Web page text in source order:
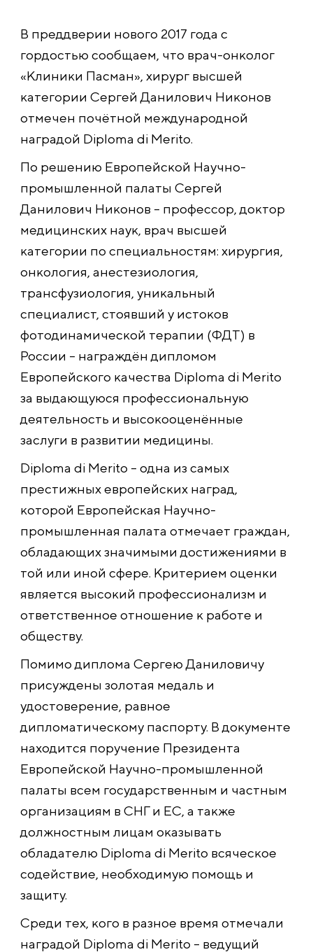
В преддверии нового 2017 года с
гордостью сообщаем, что врач-онколог
«Клиники Пасман», хирург высшей
категории Сергей Данилович Никонов
отмечен почётной международной
наградой Diploma di Merito.
По решению Европейской Научно-
промышленной палаты Сергей
Данилович Никонов – профессор, доктор
медицинских наук, врач высшей
категории по специальностям: хирургия,
онкология, анестезиология,
трансфузиология, уникальный
специалист, стоявший у истоков
фотодинамической терапии (ФДТ) в
России – награждён дипломом
Европейского качества Diploma di Merito
за выдающуюся профессиональную
деятельность и высокооценённые
заслуги в развитии медицины.
Diploma di Merito – одна из самых
престижных европейских наград,
которой Европейская Научно-
промышленная палата отмечает граждан,
обладающих значимыми достижениями в
той или иной сфере. Критерием оценки
является высокий профессионализм и
ответственное отношение к работе и
обществу.
Помимо диплома Сергею Даниловичу
присуждены золотая медаль и
удостоверение, равное
дипломатическому паспорту. В документе
находится поручение Президента
Европейской Научно-промышленной
палаты всем государственным и частным
организациям в СНГ и ЕС, а также
должностным лицам оказывать
обладателю Diploma di Merito всяческое
содействие, необходимую помощь и
защиту.
Среди тех, кого в разное время отмечали
наградой Diploma di Merito – ведущий